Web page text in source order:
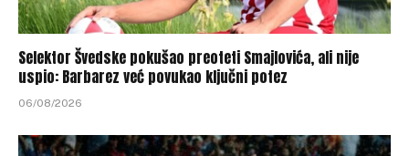
Selektor Švedske pokušao preoteti Smajlovića, ali nije
uspio: Barbarez već povukao ključni potez
06/08/2026